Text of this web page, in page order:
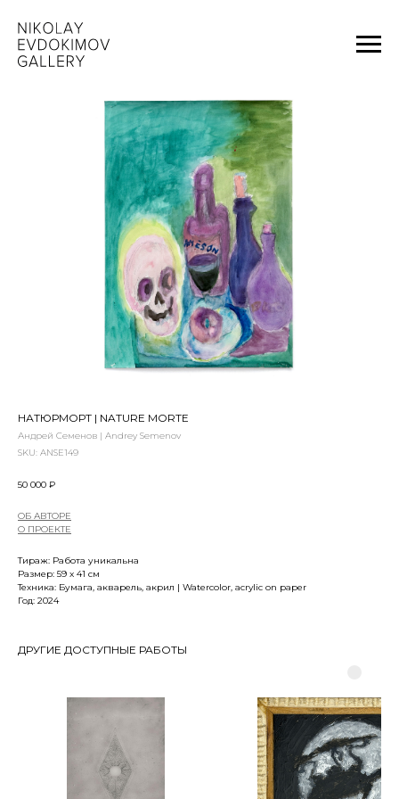
НАТЮРМОРТ | NATURE MORTE
Андрей Семенов | Andrey Semenov
SKU: ANSE149
50 000 ₽
ОБ АВТОРЕ
О ПРОЕКТЕ
Тираж: Работа уникальна
Размер: 59 x 41 см
Техника: Бумага, акварель, акрил | Watercolor, acrylic on paper
Год: 2024
ДРУГИЕ ДОСТУПНЫЕ РАБОТЫ